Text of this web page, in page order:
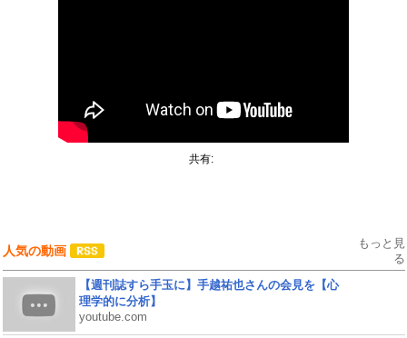
共有:
人気の動画
もっと見
る
【週刊誌すら手玉に】手越祐也さんの会見を【心
理学的に分析】
youtube.com